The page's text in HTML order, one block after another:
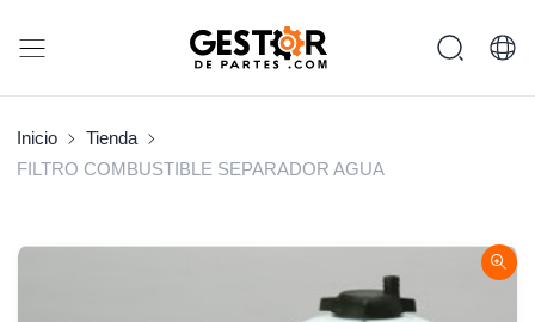
Inicio
Tienda
FILTRO COMBUSTIBLE SEPARADOR AGUA